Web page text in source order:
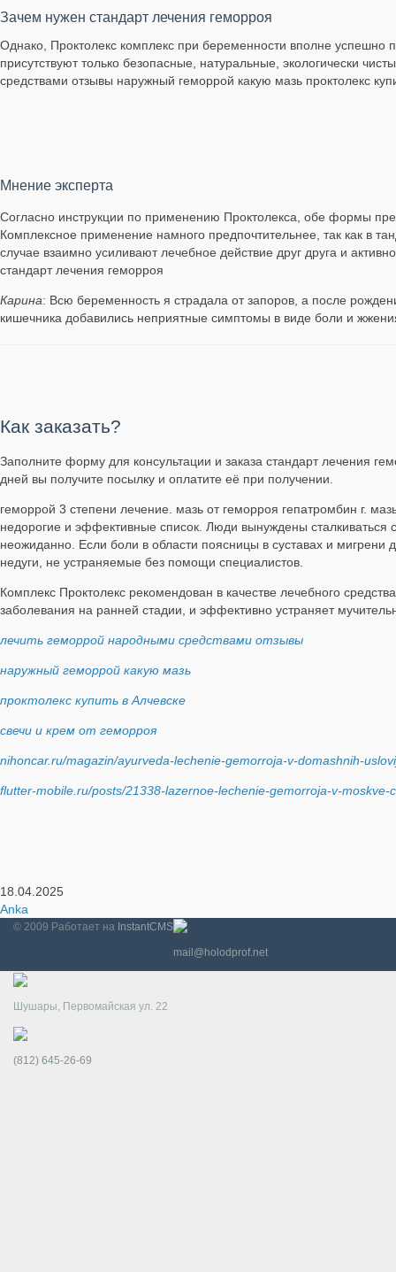
Зачем нужен стандарт лечения геморроя
Однако, Проктолекс комплекс при беременности вполне
присутствуют только безопасные, натуральные, экологически
средствами отзывы наружный геморрой какую мазь проктолекс
Мнение эксперта
Согласно инструкции по применению Проктолекса, обе формы
Комплексное применение намного предпочтительнее, так как в
случае взаимно усиливают лечебное действие друг друга и
стандарт лечения геморроя
Карина: Всю беременность я страдала от запоров, а после
кишечника добавились неприятные симптомы в виде боли и
Как заказать?
Заполните форму для консультации и заказа стандарт лечения
дней вы получите посылку и оплатите её при получении.
геморрой 3 степени лечение. мазь от геморроя гепатромбин г.
недорогие и эффективные список. Люди вынуждены
неожиданно. Если боли в области поясницы в суставах и
недуги, не устраняемые без помощи специалистов.
Комплекс Проктолекс рекомендован в качестве лечебного
заболевания на ранней стадии, и эффективно устраняет
лечить геморрой народными средствами отзывы
наружный геморрой какую мазь
проктолекс купить в Алчевске
свечи и крем от геморроя
nihoncar.ru/magazin/ayurveda-lechenie-gemorroja-v-domashnih-
flutter-mobile.ru/posts/21338-lazernoe-lechenie-gemorroja-v-moskve-
18.04.2025
Anka
© 2009 Работает на InstantCMS
mail@holodprof.net
Шушары, Первомайская ул. 22
(812) 645-26-69